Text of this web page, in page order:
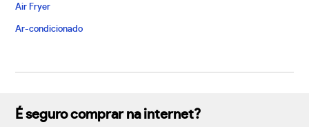
Air Fryer
Ar-condicionado
É seguro comprar na internet?